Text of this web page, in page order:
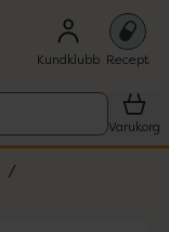
Kundklubb Recept
Varukorg